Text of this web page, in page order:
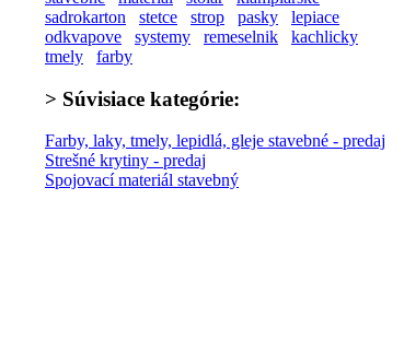
sadrokarton
stetce strop pasky
lepiace
odkvapove
systemy remeselnik
kachlicky
tmely
farby
> Súvisiace kategórie:
Farby, laky, tmely, lepidlá, gleje stavebné - predaj
Strešné krytiny - predaj
Spojovací materiál stavebný